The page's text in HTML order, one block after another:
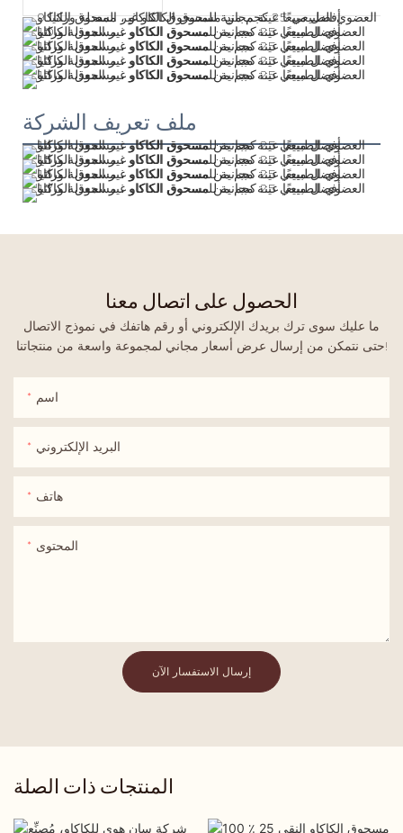
ملف تعريف الشركة
الحصول على اتصال معنا
ما عليك سوى ترك بريدك الإلكتروني أو رقم هاتفك في نموذج الاتصال
حتى نتمكن من إرسال عرض أسعار مجاني لمجموعة واسعة من منتجاتنا!
اسم
البريد الإلكتروني
هاتف
المحتوى
إرسال الاستفسار الآن
المنتجات ذات الصلة